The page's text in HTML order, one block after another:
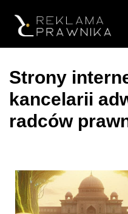
Strony
kancelarii
radców